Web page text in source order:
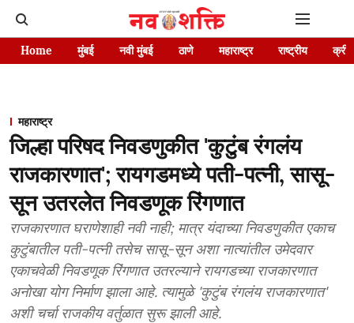
Home मुंबई नवी मुंबई ठाणे महाराष्ट्र राष्ट्रीय
महाराष्ट्र
जिल्हा परिषद निवडणुकीत 'कुटुंब रंगलंय
राजकारणात'; रायगडमध्ये पती-पत्नी, सासू-
सून उतरलेत निवडणूक रिंगणात
राजकारणात घराणेशाही नवी नाही; मात्र यंदाच्या निवडणुकीत एकाच
कुटुंबातील पती-पत्नी तसेच सासू-सून अशा नात्यांतील उमेदवार
एकाचवेळी निवडणूक रिंगणात उतरल्याने रायगडच्या राजकारणात
अनोखा योग निर्माण झाला आहे. त्यामुळे 'कुटुंब रंगलंय राजकारणात'
अशी चर्चा राजकीय वर्तुळात सुरू झाली आहे.